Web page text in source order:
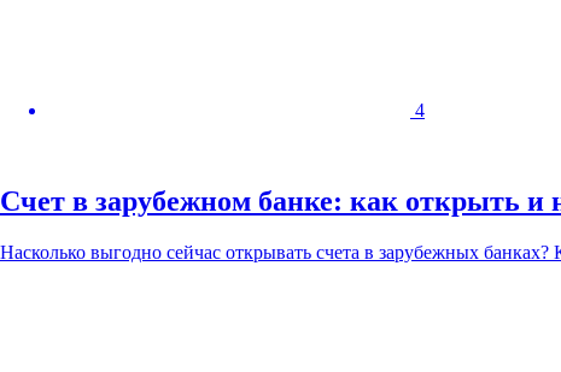
4
Счет в зарубежном банке: как открыть и
Насколько выгодно сейчас открывать счета в зарубежных